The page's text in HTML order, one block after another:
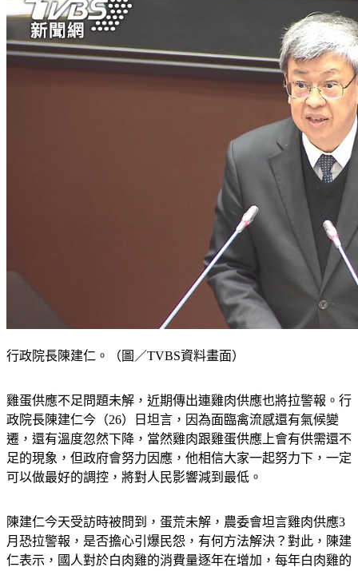
行政院長陳建仁。（圖／TVBS資料畫面）
雞蛋供應不足問題未解，近期傳出連雞肉供應也將拉警報。行
政院長陳建仁今（26）日坦言，因為面臨禽流感還有氣候變
遷，還有溫度忽然下降，當然雞肉跟雞蛋供應上會有供需還不
足的現象，但政府會努力因應，他相信大家一起努力下，一定
可以做最好的調控，將對人民影響減到最低。
陳建仁今天受訪時被問到，蛋荒未解，農委會坦言雞肉供應3
月恐拉警報，是否擔心引爆民怨，有何方法解決？對此，陳建
仁表示，國人對於白肉雞的消費量逐年在增加，每年白肉雞的